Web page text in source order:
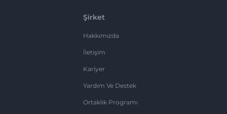
Şirket
Hakkımızda
İletişim
Kariyer
Yardım Ve Destek
Ortaklık Programı